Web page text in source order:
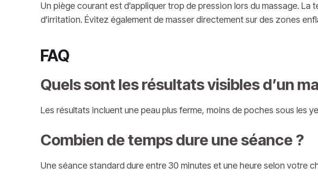
Un piège courant est d’appliquer trop de pression lors du massage.
d’irritation. Évitez également de masser directement sur des zones
FAQ
Quels sont les résultats visibles d’un
Les résultats incluent une peau plus ferme, moins de poches sous les
Combien de temps dure une séance ?
Une séance standard dure entre 30 minutes et une heure selon votre